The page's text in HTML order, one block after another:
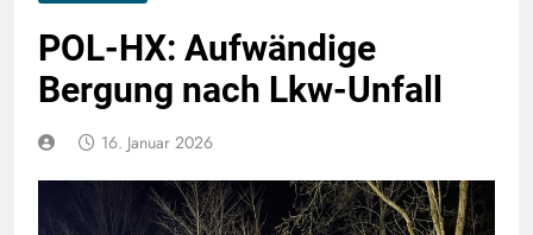
POL-HX: Aufwändige
Bergung nach Lkw-Unfall
16. Januar 2026